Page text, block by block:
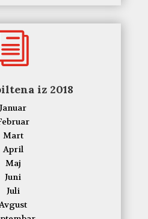
i
iz 2018
Januar
Mart
April
Maj
Juni
Juli